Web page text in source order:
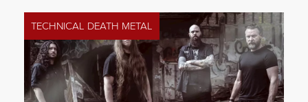
TECHNICAL DEATH METAL